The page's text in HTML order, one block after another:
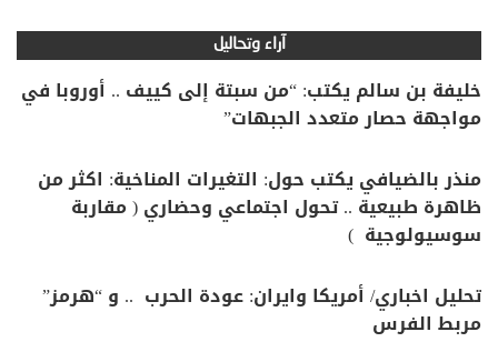
آراء وتحاليل
خليفة بن سالم يكتب: “من سبتة إلى كييف .. أوروبا في
مواجهة حصار متعدد الجبهات”
منذر بالضيافي يكتب حول: التغيرات المناخية: اكثر من
ظاهرة طبيعية .. تحول اجتماعي وحضاري ( مقاربة
سوسيولوجية )
تحليل اخباري/ أمريكا وايران: عودة الحرب .. و “هرمز”
مربط الفرس